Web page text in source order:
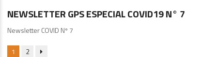
NEWSLETTER GPS ESPECIAL COVID19 N° 7
Newsletter COVID Nº 7
1 2